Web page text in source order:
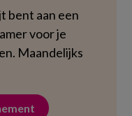
bent aan een
voor je
Maandelijks